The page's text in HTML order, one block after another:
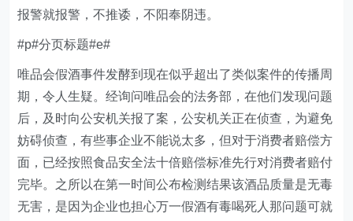
报警就报警，不推诿，不阳奉阴违。
#p#分页标题#e#
唯品会假酒事件发酵到现在似乎超出了类似案件的传播周
期，令人生疑。经询问唯品会的法务部，在他们发现问题
后，及时向公安机关报了案，公安机关正在侦查，为避免
妨碍侦查，有些事企业不能说太多，但对于消费者赔偿方
面，已经按照食品安全法十倍赔偿标准先行对消费者赔付
完毕。之所以在第一时间公布检测结果该酒品质量是无毒
无害，是因为企业也担心万一假酒有毒喝死人那问题可就